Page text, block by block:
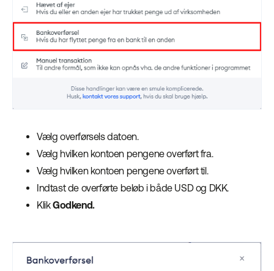
Vælg overførsels datoen.
Vælg hvilken kontoen pengene overført fra.
Vælg hvilken kontoen pengene overført til.
Indtast de overførte beløb i både USD og DKK.
KlikGodkend.